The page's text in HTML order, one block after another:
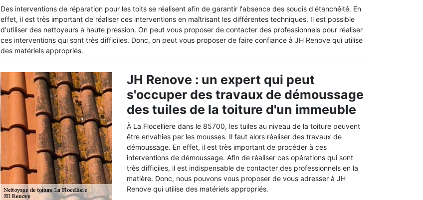
Des interventions de réparation pour les toits se réalisent afin de garantir l'absence des soucis d'étanchéité. En
effet, il est très important de réaliser ces interventions en maîtrisant les différentes techniques. Il est possible
d'utiliser des nettoyeurs à haute pression. On peut vous proposer de contacter des professionnels pour réaliser
ces interventions qui sont très difficiles. Donc, on peut vous proposer de faire confiance à JH Renove qui utilise
des matériels appropriés.
JH Renove : un expert qui peut
s'occuper des travaux de démoussage
des tuiles de la toiture d'un immeuble
À La Flocelliere dans le 85700, les tuiles au niveau de la toiture peuvent
être envahies par les mousses. Il faut alors réaliser des travaux de
démoussage. En effet, il est très important de procéder à ces
interventions de démoussage. Afin de réaliser ces opérations qui sont
très difficiles, il est indispensable de contacter des professionnels en la
matière. Donc, nous pouvons vous proposer de vous adresser à JH
Renove qui utilise des matériels appropriés.